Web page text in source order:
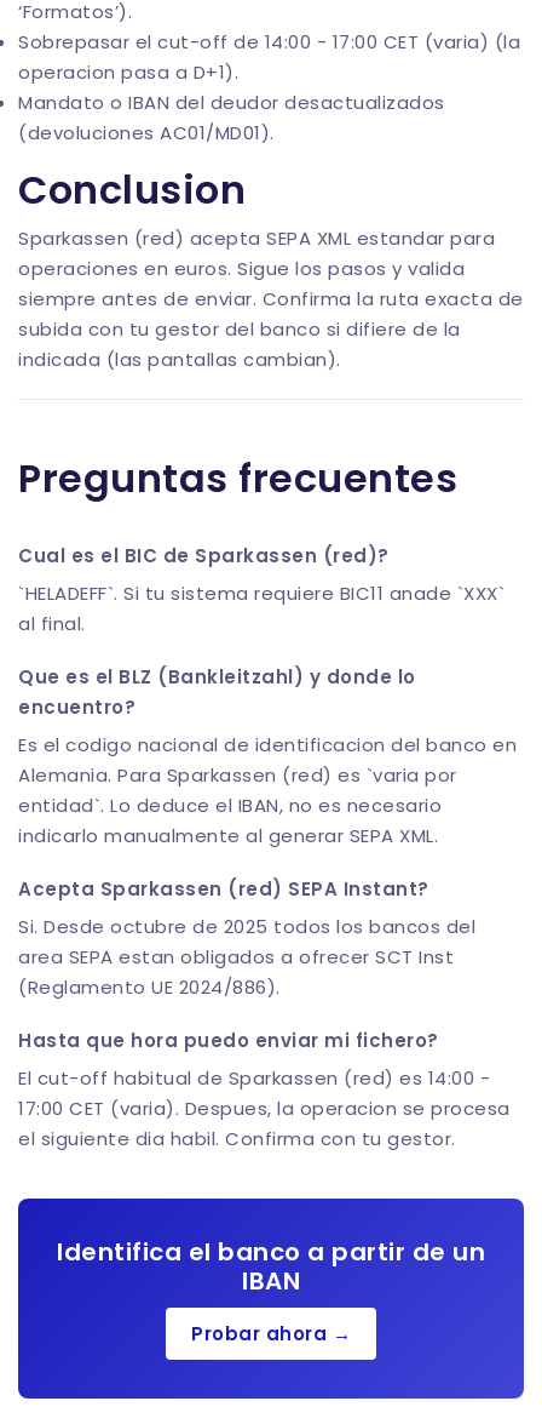
‘Formatos’).
Sobrepasar el cut-off de 14:00 - 17:00 CET (varia) (la
operacion pasa a D+1).
Mandato o IBAN del deudor desactualizados
(devoluciones AC01/MD01).
Conclusion
Sparkassen (red) acepta SEPA XML estandar para
operaciones en euros. Sigue los pasos y valida
siempre antes de enviar. Confirma la ruta exacta de
subida con tu gestor del banco si difiere de la
indicada (las pantallas cambian).
Preguntas frecuentes
Cual es el BIC de Sparkassen (red)?
`HELADEFF`. Si tu sistema requiere BIC11 anade `XXX`
al final.
Que es el BLZ (Bankleitzahl) y donde lo
encuentro?
Es el codigo nacional de identificacion del banco en
Alemania. Para Sparkassen (red) es `varia por
entidad`. Lo deduce el IBAN, no es necesario
indicarlo manualmente al generar SEPA XML.
Acepta Sparkassen (red) SEPA Instant?
Si. Desde octubre de 2025 todos los bancos del
area SEPA estan obligados a ofrecer SCT Inst
(Reglamento UE 2024/886).
Hasta que hora puedo enviar mi fichero?
El cut-off habitual de Sparkassen (red) es 14:00 -
17:00 CET (varia). Despues, la operacion se procesa
el siguiente dia habil. Confirma con tu gestor.
Identifica el banco a partir de un
IBAN
Probar ahora →